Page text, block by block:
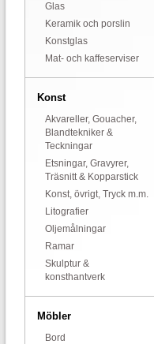
Glas
Keramik och porslin
Konstglas
Mat- och kaffeserviser
Konst
Akvareller, Gouacher,
Blandtekniker &
Teckningar
Etsningar, Gravyrer,
Träsnitt & Kopparstick
Konst, övrigt, Tryck m.m.
Litografier
Oljemålningar
Ramar
Skulptur &
konsthantverk
Möbler
Bord